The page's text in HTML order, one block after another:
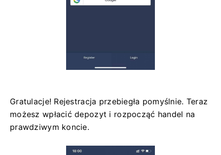
Gratulacje! Rejestracja przebiegła pomyślnie. Teraz
możesz wpłacić depozyt i rozpocząć handel na
prawdziwym koncie.